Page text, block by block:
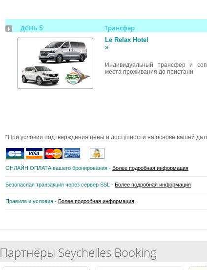
день 5 Трансфер
Le Relax Hotel
»
Индивидуальный трансфер и
места проживания до пристани
*При условии подтверждения цены и доступности на основе вашей
ОНЛАЙН ОПЛАТА вашего бронирования - Более подробная информация
Безопасная транзакция через сервер SSL - Более подробная информация
Правила и условия - Более подробная информация
Партнёры Seychelles Booking